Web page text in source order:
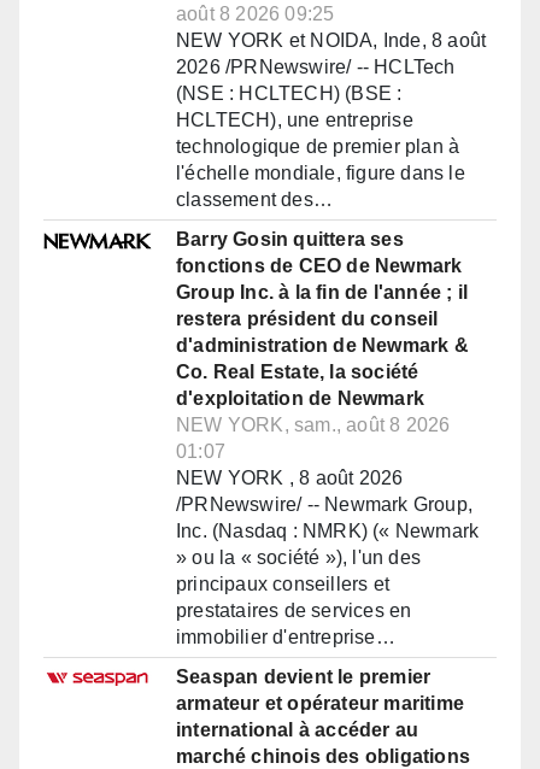
août 8 2026 09:25
NEW YORK et NOIDA, Inde, 8 août
2026 /PRNewswire/ -- HCLTech
(NSE : HCLTECH) (BSE :
HCLTECH), une entreprise
technologique de premier plan à
l'échelle mondiale, figure dans le
classement des…
Barry Gosin quittera ses
fonctions de CEO de Newmark
Group Inc. à la fin de l'année ; il
restera président du conseil
d'administration de Newmark &
Co. Real Estate, la société
d'exploitation de Newmark
NEW YORK, sam., août 8 2026
01:07
NEW YORK , 8 août 2026
/PRNewswire/ -- Newmark Group,
Inc. (Nasdaq : NMRK) (« Newmark
» ou la « société »), l'un des
principaux conseillers et
prestataires de services en
immobilier d'entreprise…
Seaspan devient le premier
armateur et opérateur maritime
international à accéder au
marché chinois des obligations